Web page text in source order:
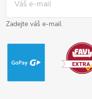
Zadejte váš e-mail.